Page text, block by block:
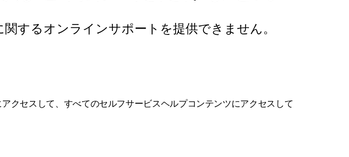
するオンラインサポートを提供できません。
クセスして、すべてのセルフサービスヘルプコンテンツにアクセスして